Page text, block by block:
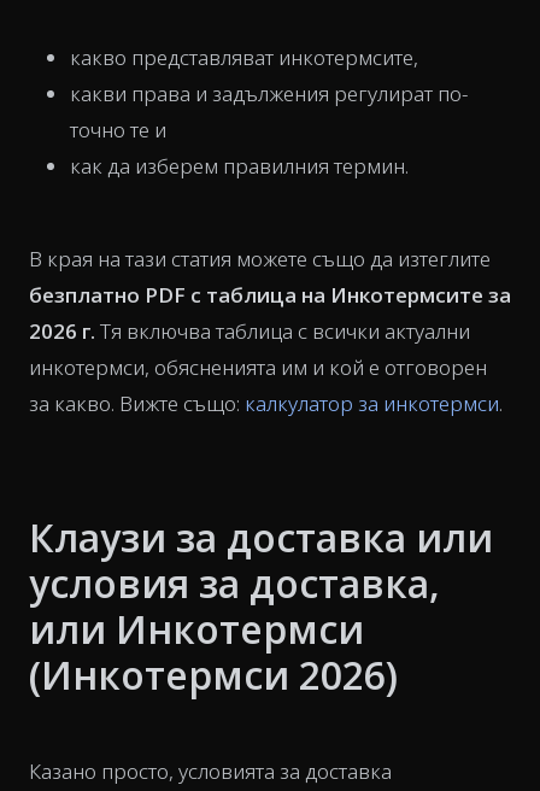
какво представляват инкотермсите,
какви права и задължения регулират по-
точно те и
как да изберем правилния термин.
В края на тази статия можете също да изтеглите
безплатно PDF с таблица на Инкотермсите за
2026 г. Тя включва таблица с всички актуални
инкотермси, обясненията им и кой е отговорен
за какво. Вижте също: калкулатор за инкотермси.
Клаузи за доставка или
условия за доставка,
или Инкотермси
(Инкотермси 2026)
Казано просто, условията за доставка